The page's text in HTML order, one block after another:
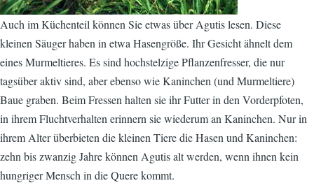
Auch im Küchenteil können Sie etwas über Agutis lesen. Diese
kleinen Säuger haben in etwa Hasengröße. Ihr Gesicht ähnelt dem
eines Murmeltieres. Es sind hochstelzige Pflanzenfresser, die nur
tagsüber aktiv sind, aber ebenso wie Kaninchen (und Murmeltiere)
Baue graben. Beim Fressen halten sie ihr Futter in den Vorderpfoten,
in ihrem Fluchtverhalten erinnern sie wiederum an Kaninchen. Nur in
ihrem Alter überbieten die kleinen Tiere die Hasen und Kaninchen:
zehn bis zwanzig Jahre können Agutis alt werden, wenn ihnen kein
hungriger Mensch in die Quere kommt.